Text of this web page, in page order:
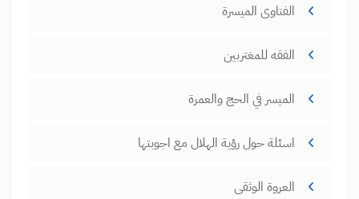
الفتاوى الميسرة
الفقه للمغتربين
الميسر في الحج والعمرة
اسئلة حول رؤية الهلال مع اجوبتها
العروة الوثقى